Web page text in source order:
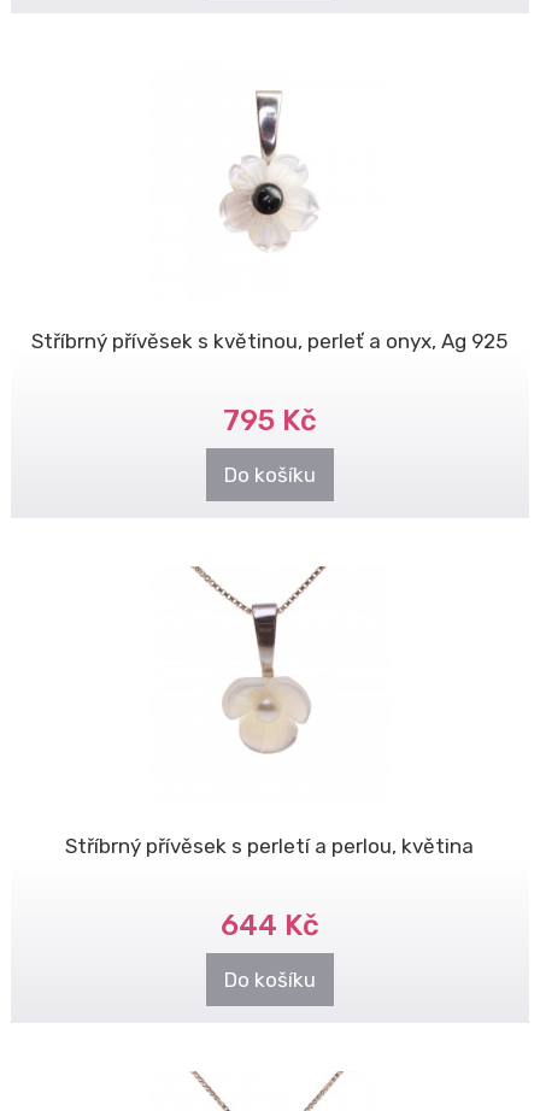
Stříbrný přívěsek s květinou, perleť a onyx, Ag 925
795 Kč
Do košíku
Stříbrný přívěsek s perletí a perlou, květina
644 Kč
Do košíku